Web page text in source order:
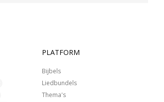
PLATFORM
Bijbels
Liedbundels
Thema's